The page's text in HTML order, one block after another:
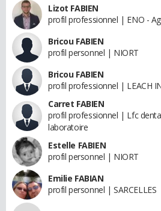
Lizot FABIEN
profil professionnel | ENO -
Bricou FABIEN
profil personnel | NIORT
Bricou FABIEN
profil professionnel | LEACH
Carret FABIEN
profil professionnel | Lfc
laboratoire
Estelle FABIEN
profil personnel | NIORT
Emilie FABIAN
profil personnel | SARCELLES